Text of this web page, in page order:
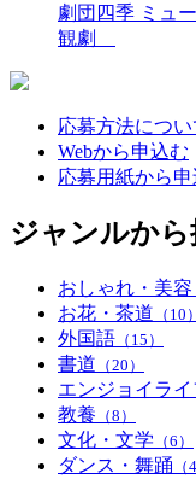
劇団四季 ミュ
観劇
応募方法につい
Webから申込む
応募用紙から申
ジャンルから
おしゃれ・美容
お花・茶道 （10）
外国語 （15）
書道 （20）
エンジョイライ
教養 （8）
文化・文学 （6）
ダンス・舞踊 （